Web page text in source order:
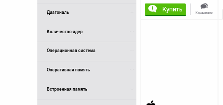
Диагональ
Количество ядер
Операционная система
Оперативная память
Встроенная память
Купить
К сравнению